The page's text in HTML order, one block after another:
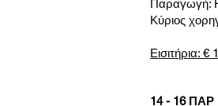
Παραγωγή:
Κύριος
Εισιτήρια: €
14 - 16 ΠΑΡ